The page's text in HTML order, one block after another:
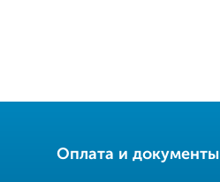
Оплата и документы